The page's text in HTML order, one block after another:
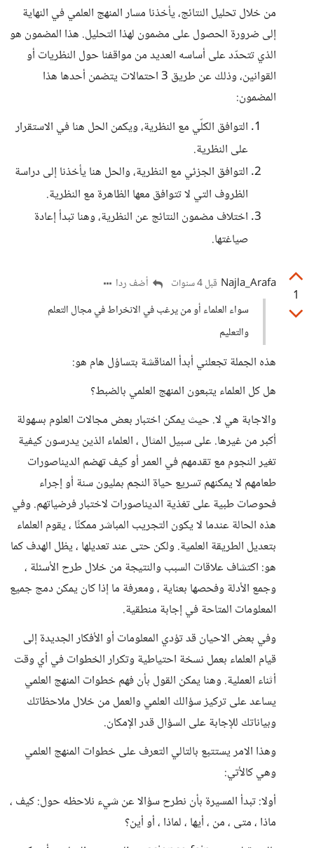
من خلال تحليل النتائج، يأخذنا مسار المنهج العلمي في النهاية
إلى ضرورة الحصول على مضمون لهذا التحليل. هذا المضمون هو
الذي تتحدّد على أساسه العديد من مواقفنا حول النظريات أو
القوانين، وذلك عن طريق 3 احتمالات يتضمن أحدها هذا
المضمون:
التوافق الكلّي مع النظرية، ويكمن الحل هنا في الاستقرار
على النظرية.
التوافق الجزئي مع النظرية، والحل هنا يأخذنا إلى دراسة
الظروف التي لا تتوافق معها الظاهرة مع النظرية.
اختلاف مضمون النتائج عن النظرية، وهنا تبدأ إعادة
صياغتها.
1
Najla_Arafa قبل 4 سنوات
أضف ردا
سواء العلماء أو من يرغب في الانخراط في مجال التعلم
والتعليم
هذه الجملة تجعلني أبدأ المناقشة بتساؤل هام هو:
هل كل العلماء يتبعون المنهج العلمي بالضبط؟
والاجابة هي لا. حيث يمكن اختبار بعض مجالات العلوم بسهولة
أكبر من غيرها. على سبيل المثال ، العلماء الذين يدرسون كيفية
تغير النجوم مع تقدمهم في العمر أو كيف تهضم الديناصورات
طعامهم لا يمكنهم تسريع حياة النجم بمليون سنة أو إجراء
فحوصات طبية على تغذية الديناصورات لاختبار فرضياتهم. وفي
هذه الحالة عندما لا يكون التجريب المباشر ممكنًا ، يقوم العلماء
بتعديل الطريقة العلمية. ولكن حتى عند تعديلها ، يظل الهدف كما
هو: اكتشاف علاقات السبب والنتيجة من خلال طرح الأسئلة ،
وجمع الأدلة وفحصها بعناية ، ومعرفة ما إذا كان يمكن دمج جميع
المعلومات المتاحة في إجابة منطقية.
وفي بعض الاحيان قد تؤدي المعلومات أو الأفكار الجديدة إلى
قيام العلماء بعمل نسخة احتياطية وتكرار الخطوات في أي وقت
أثناء العملية. وهنا يمكن القول بأن فهم خطوات المنهج العلمي
يساعد على تركيز سؤالك العلمي والعمل من خلال ملاحظاتك
وبياناتك للإجابة على السؤال قدر الإمكان.
وهذا الامر يستتبع بالتالي التعرف على خطوات المنهج العلمي
وهي كالأتي:
أولا: تبدأ المسيرة بأن نطرح سؤالا عن شيء نلاحظه حول: كيف ،
ماذا ، متى ، من ، أيها ، لماذا ، أو أين؟